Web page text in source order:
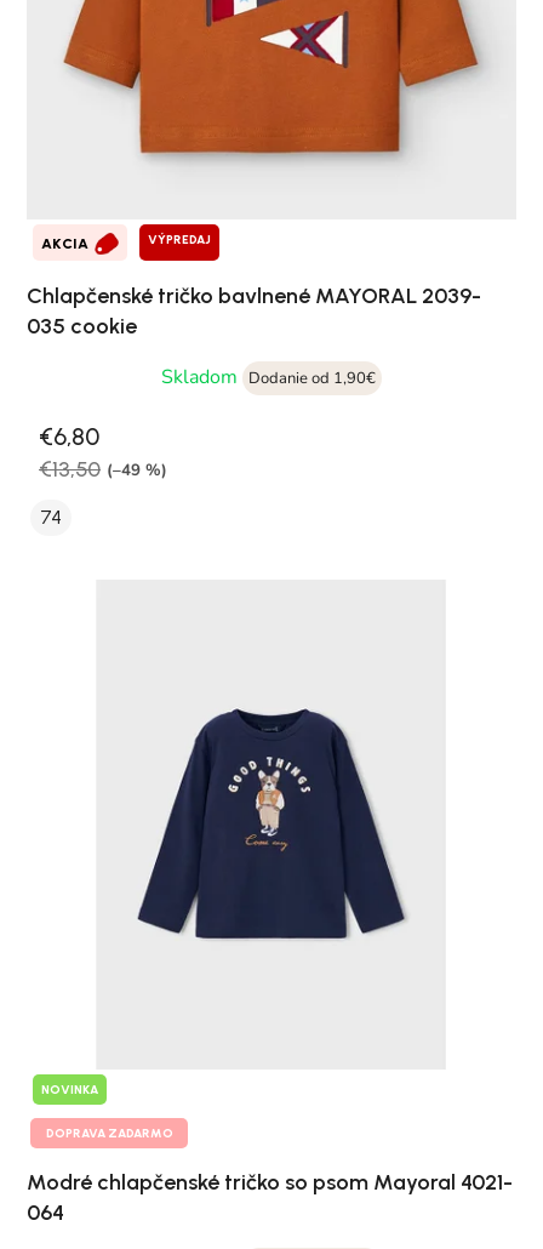
AKCIA VÝPREDAJ
Chlapčenské tričko bavlnené MAYORAL 2039-
035 cookie
Skladom
Dodanie od 1,90€
€6,80
€13,50 (–49 %)
74
NOVINKA
DOPRAVA ZADARMO
Modré chlapčenské tričko so psom Mayoral 4021-
064